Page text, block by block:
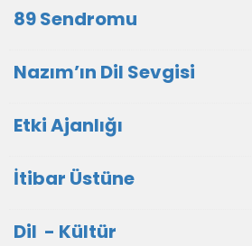
89 Sendromu
Nazım’ın Dil Sevgisi
Etki Ajanlığı
İtibar Üstüne
Dil - Kültür